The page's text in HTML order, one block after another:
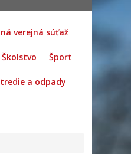
verejná súťaž
Školstvo Šport
a odpady